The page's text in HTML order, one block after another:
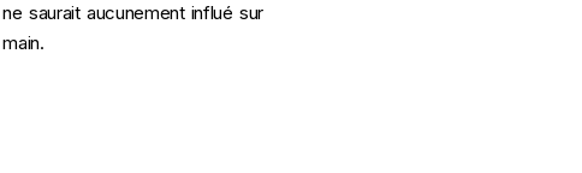
saurait aucunement influé sur